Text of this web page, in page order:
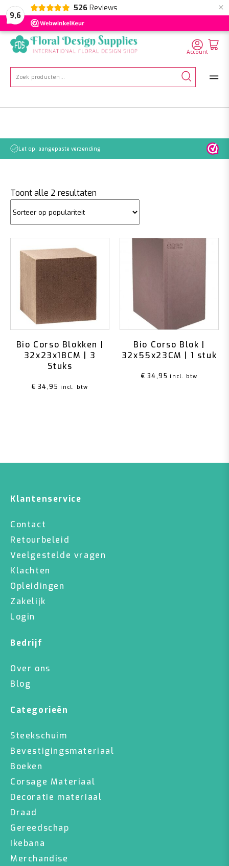
9,6
526 Reviews ×
NL EN DE
Zoeken
Account
Let op: aangepaste verzending
Toont alle 2 resultaten
populariteit
Bio Corso Blokken |
32x23x18CM | 3
Stuks
€ 34,95 incl. btw
Bio Corso Blok |
32x55x23CM | 1 stuk
€ 34,95 incl. btw
Klantenservice
Contact
Retourbeleid
Veelgestelde vragen
Klachten
Opleidingen
Zakelijk
Login
Bedrijf
Over ons
Blog
Categorieën
Steekschuim
Bevestigingsmateriaal
Boeken
Corsage Materiaal
Decoratie materiaal
Draad
Gereedschap
Ikebana
Merchandise